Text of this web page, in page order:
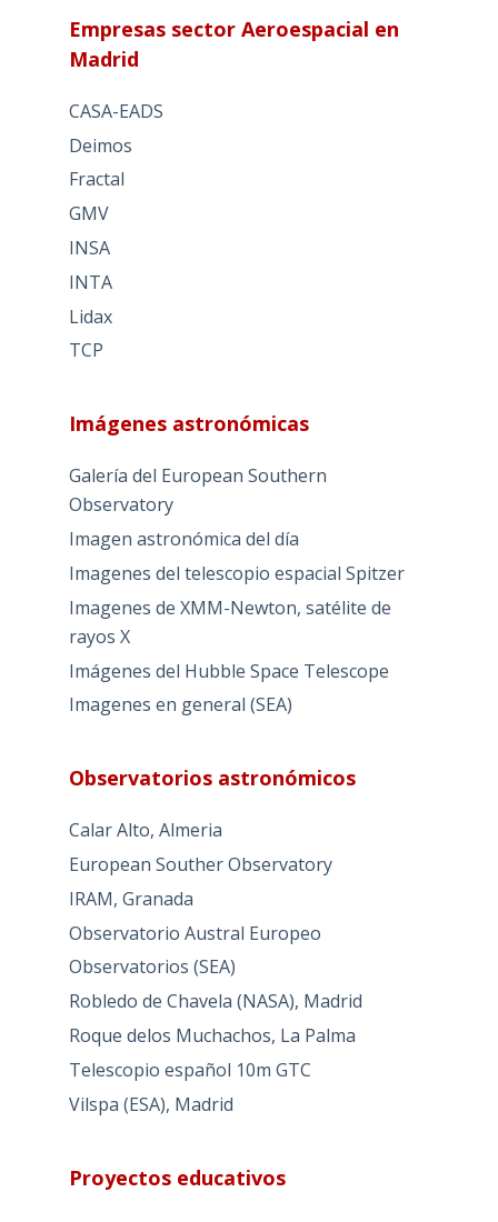
Empresas sector Aeroespacial en
Madrid
CASA-EADS
Deimos
Fractal
GMV
INSA
INTA
Lidax
TCP
Imágenes astronómicas
Galería del European Southern
Observatory
Imagen astronómica del día
Imagenes del telescopio espacial Spitzer
Imagenes de XMM-Newton, satélite de
rayos X
Imágenes del Hubble Space Telescope
Imagenes en general (SEA)
Observatorios astronómicos
Calar Alto, Almeria
European Souther Observatory
IRAM, Granada
Observatorio Austral Europeo
Observatorios (SEA)
Robledo de Chavela (NASA), Madrid
Roque delos Muchachos, La Palma
Telescopio español 10m GTC
Vilspa (ESA), Madrid
Proyectos educativos